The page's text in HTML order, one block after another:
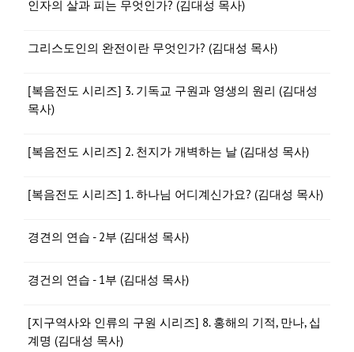
인자의 살과 피는 무엇인가? (김대성 목사)
그리스도인의 완전이란 무엇인가? (김대성 목사)
[복음전도 시리즈] 3. 기독교 구원과 영생의 원리 (김대성
목사)
[복음전도 시리즈] 2. 천지가 개벽하는 날 (김대성 목사)
[복음전도 시리즈] 1. 하나님 어디계신가요? (김대성 목사)
경견의 연습 - 2부 (김대성 목사)
경건의 연습 - 1부 (김대성 목사)
[지구역사와 인류의 구원 시리즈] 8. 홍해의 기적, 만나, 십
계명 (김대성 목사)